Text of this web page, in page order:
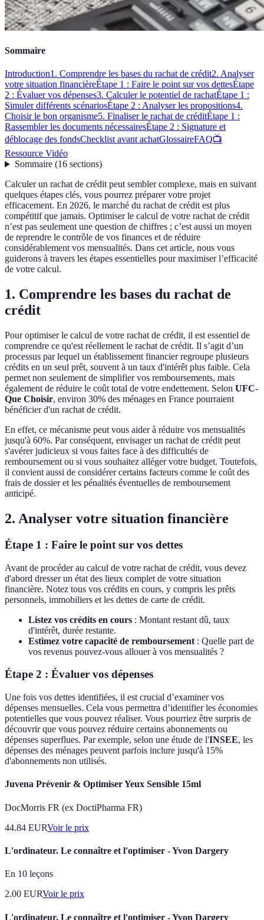
Sommaire
Introduction1. Comprendre les bases du rachat de crédit2. Analyser
votre situation financièreÉtape 1 : Faire le point sur vos dettesÉtape
2 : Évaluer vos dépenses3. Calculer le potentiel de rachatÉtape 1 :
Simuler différents scénariosÉtape 2 : Analyser les propositions4.
Choisir le bon organisme5. Finaliser le rachat de créditÉtape 1 :
Rassembler les documents nécessairesÉtape 2 : Signature et
déblocage des fondsChecklist avant achatGlossaireFAQ📺
Ressource Vidéo
Sommaire(16 sections)
Calculer un rachat de crédit peut sembler complexe, mais en suivant
quelques étapes clés, vous pourrez préparer votre projet
efficacement. En 2026, le marché du rachat de crédit est plus
compétitif que jamais. Optimiser le calcul de votre rachat de crédit
n’est pas seulement une question de chiffres ; c’est aussi un moyen
de reprendre le contrôle de vos finances et de réduire
considérablement vos mensualités. Dans cet article, nous vous
guiderons à travers les étapes essentielles pour maximiser l’efficacité
de votre calcul.
1. Comprendre les bases du rachat de
crédit
Pour optimiser le calcul de votre rachat de crédit, il est essentiel de
comprendre ce qu'est réellement le rachat de crédit. Il s’agit d’un
processus par lequel un établissement financier regroupe plusieurs
crédits en un seul prêt, souvent à un taux d'intérêt plus faible. Cela
permet non seulement de simplifier vos remboursements, mais
également de réduire le coût total de votre endettement. Selon UFC-
Que Choisir, environ 30% des ménages en France pourraient
bénéficier d'un rachat de crédit.
En effet, ce mécanisme peut vous aider à réduire vos mensualités
jusqu'à 60%. Par conséquent, envisager un rachat de crédit peut
s'avérer judicieux si vous faites face à des difficultés de
remboursement ou si vous souhaitez alléger votre budget. Toutefois,
il convient aussi de considérer certains facteurs comme le coût des
frais de dossier et les pénalités éventuelles de remboursement
anticipé.
2. Analyser votre situation financière
Étape 1 : Faire le point sur vos dettes
Avant de procéder au calcul de votre rachat de crédit, vous devez
d'abord dresser un état des lieux complet de votre situation
financière. Notez tous vos crédits en cours, y compris les prêts
personnels, immobiliers et les dettes de carte de crédit.
Listez vos crédits en cours : Montant restant dû, taux
d'intérêt, durée restante.
Estimez votre capacité de remboursement : Quelle part de
vos revenus pouvez-vous allouer à vos mensualités ?
Étape 2 : Évaluer vos dépenses
Une fois vos dettes identifiées, il est crucial d’examiner vos
dépenses mensuelles. Cela vous permettra d’identifier les économies
potentielles que vous pouvez réaliser. Vous pourriez être surpris de
découvrir que vous pouvez réduire certains abonnements ou
dépenses superflues. Par exemple, selon une étude de l'INSEE, les
dépenses des ménages peuvent parfois inclure jusqu'à 15%
d'abonnements non utilisés.
Juvena Prévenir & Optimiser Yeux Sensible 15ml
DocMorris FR (ex DoctiPharma FR)
44.84 EURVoir le prix
L'ordinateur. Le connaître et l'optimiser - Yvon Dargery
En 10 leçons
2.00 EURVoir le prix
L'ordinateur. Le connaître et l'optimiser - Yvon Dargery